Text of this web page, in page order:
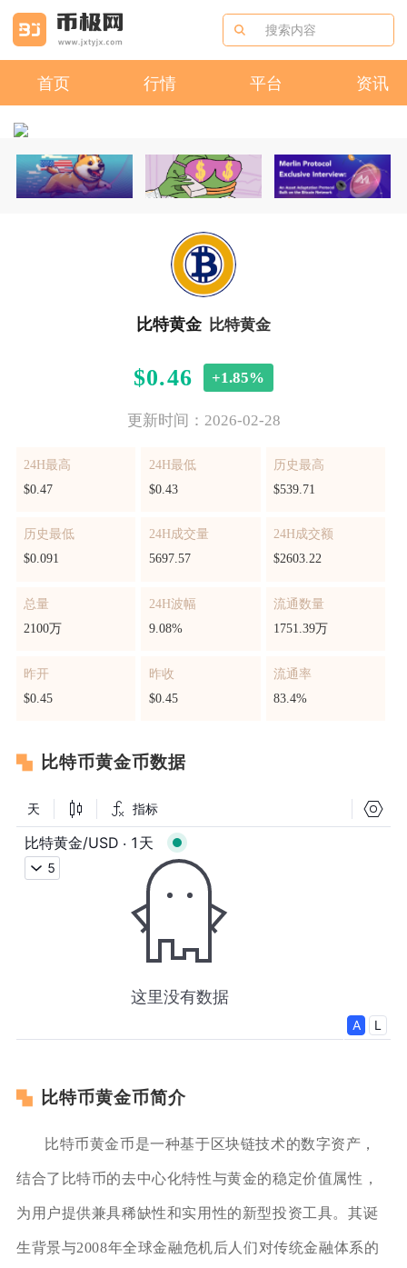
首页 行情 平台 资讯
比特黄金 比特黄金
$0.46 +1.85%
更新时间：2026-02-28
24H最高
$0.47
24H最低
$0.43
历史最高
$539.71
历史最低
$0.091
24H成交量
5697.57
24H成交额
$2603.22
总量
2100万
24H波幅
9.08%
流通数量
1751.39万
昨开
$0.45
昨收
$0.45
流通率
83.4%
比特币黄金币数据
比特币黄金币简介
比特币黄金币是一种基于区块链技术的数字资产，
结合了比特币的去中心化特性与黄金的稳定价值属性，
为用户提供兼具稀缺性和实用性的新型投资工具。其诞
生背景与2008年全球金融危机后人们对传统金融体系的